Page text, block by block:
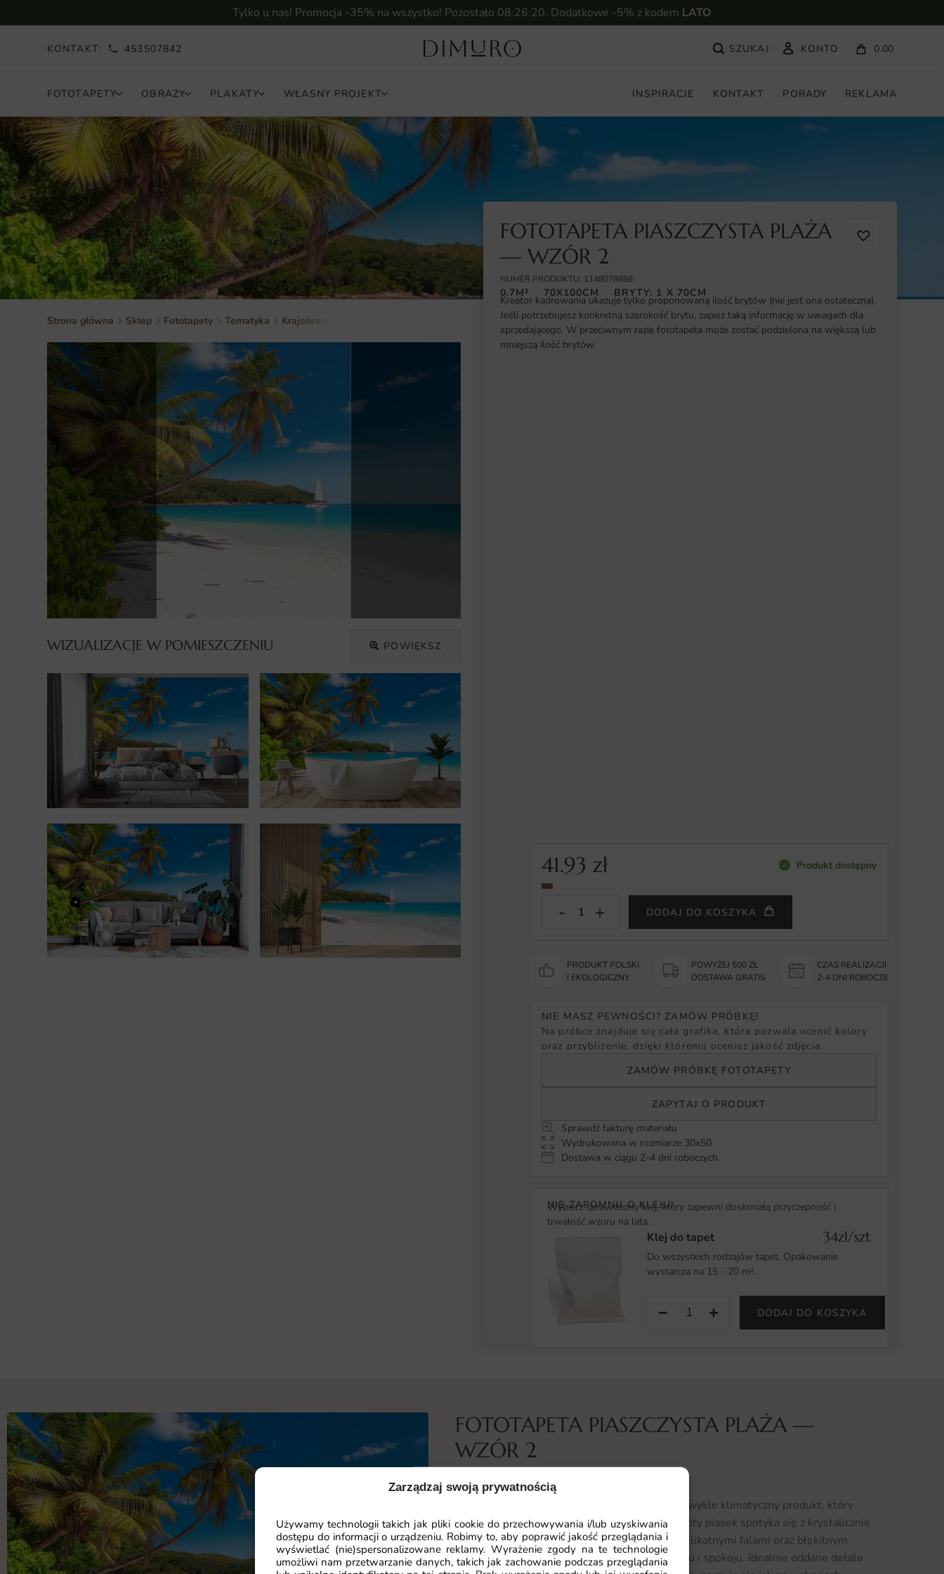
Zarządzaj swoją prywatnością
Używamy technologii takich jak pliki cookie do przechowywania i/lub uzyskiwania
dostępu do informacji o urządzeniu. Robimy to, aby poprawić jakość przeglądania i
wyświetlać (nie)spersonalizowane reklamy. Wyrażenie zgody na te technologie
umożliwi nam przetwarzanie danych, takich jak zachowanie podczas przeglądania
Tylko u nas! Promocja -35% na wszystko! Pozostało 08:26:18. Dodatkowe -5% z kodem LATO
KONTAKT: 453507842 KONTO 0.00
FOTOTAPETY OBRAZY PLAKATY WŁASNY PROJEKT INSPIRACJE KONTAKT PORADY REKLAMA
Strona główna Sklep Fototapety Tematyka Krajobrazy
WIZUALIZACJE W POMIESZCZENIU POWIĘKSZ
FOTOTAPETA PIASZCZYSTA PLAŻA
— WZÓR 2
NUMER PRODUKTU: 1148078888
0.7M² 70X100CM BRYTY: 1 X 70CM
Kreator kadrowania ukazuje tylko proponowaną ilość brytów (nie jest ona ostateczna).
Jeśli potrzebujesz konkretną szerokość brytu, zapisz taką informację w uwagach dla
sprzedającego. W przeciwnym razie fototapeta może zostać podzielona na większą lub
mniejszą ilość brytów.
41.93zł Produkt dostępny
DODAJ DO KOSZYKA
PRODUKT POLSKI
I EKOLOGICZNY
POWYŻEJ 500 ZŁ
DOSTAWA GRATIS
CZAS REALIZACJI
2-4 DNI ROBOCZE
NIE MASZ PEWNOŚCI? ZAMÓW PRÓBKĘ!
Na próbce znajduje się cała grafika, która pozwala ocenić kolory
oraz przybliżenie, dzięki któremu ocenisz jakość zdjęcia.
ZAMÓW PRÓBKĘ FOTOTAPETY
ZAPYTAJ O PRODUKT
Sprawdź fakturę materiału
Wydrukowana w rozmiarze 30x50
Dostawa w ciągu 2-4 dni roboczych
NIE ZAPOMNIJ O KLEJU!
Wybierz sprawdzony klej, który zapewni doskonałą przyczepność i
trwałość wzoru na lata.
Klej do tapet 34zł/szt
Do wszystkich rodzajów tapet. Opakowanie
wystarcza na 15 - 20 m².
− + DODAJ DO KOSZYKA
FOTOTAPETA PIASZCZYSTA PLAŻA —
WZÓR 2
Co przedstawia ta fototapeta
Fototapeta Piaszczysta Plaża — wzór 2 to niezwykle klimatyczny produkt, który
przeniesie Cię w malownicze miejsce, gdzie złoty piasek spotyka się z krystalicznie
czystą wodą. Ten realistyczny widok plaży, z delikatnymi falami oraz błękitnym
niebem, wprowadza do wnętrza uczucie relaksu i spokoju. Idealnie oddane detale